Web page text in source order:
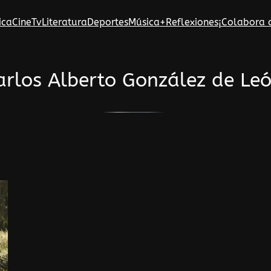
CineTvLiteraturaDeportesMúsica+Reflexiones¡Colabora
Alberto González de